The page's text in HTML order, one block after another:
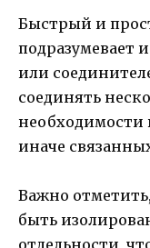
Быстрый и
подразумевает
или
соединять
необходимости
иначе
Важно
быть
отдельности,